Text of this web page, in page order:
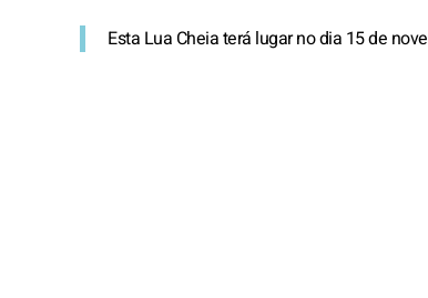
Esta Lua Cheia terá lugar no dia 15 de